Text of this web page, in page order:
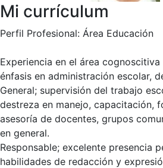
Mi currículum
Perfil Profesional: Área Educación
Experiencia en el área
énfasis en administración escolar,
General; supervisión del trabajo
destreza en manejo, capacitación,
asesoría de docentes, grupos
en general.
Responsable; excelente presencia
habilidades de redacción y